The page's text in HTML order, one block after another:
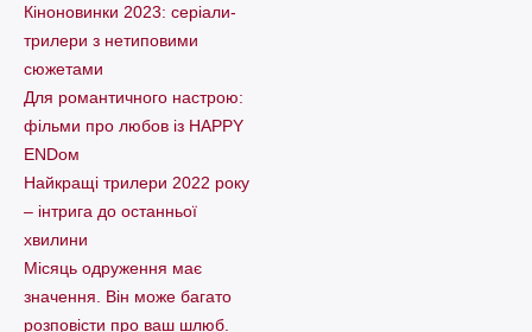
Кіноновинки 2023: серіали-
трилери з нетиповими
сюжетами
Для романтичного настрою:
фільми про любов із HAPPY
ENDом
Найкращі трилери 2022 року
– інтрига до останньої
хвилини
Місяць одруження має
значення. Він може багато
розповісти про ваш шлюб.